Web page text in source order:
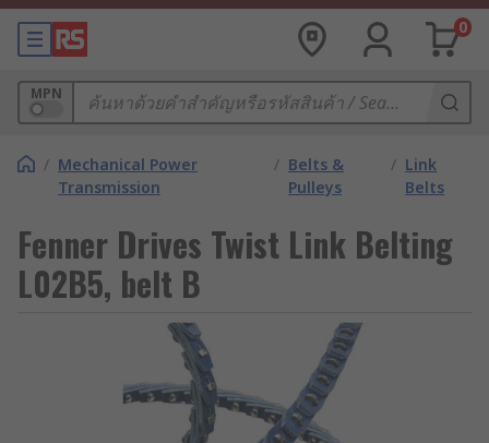
0
MPN
/ Mechanical Power
Transmission
/ Belts &
Pulleys
/ Link
Belts
Fenner Drives Twist Link Belting
L02B5, belt B